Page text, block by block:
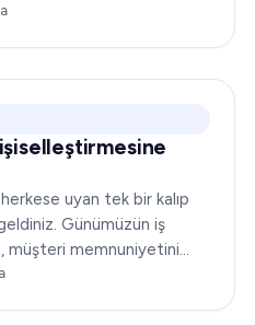
etkileşime geçtiği,
uyan tek bir kalıp
Günümüzün iş
müşteri memnuniyetini
Bu makale…